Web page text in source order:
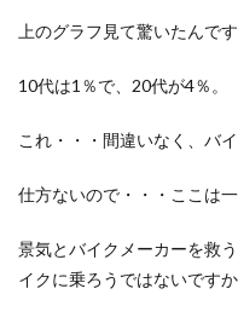
上のグラフ見て驚いたんで
10代は1％で、20代が4％。
これ・・・間違いなく、バ
仕方ないので・・・ここは
景気とバイクメーカーを救
イクに乗ろうではないです